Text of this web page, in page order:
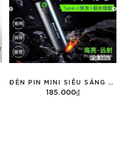
185.000₫